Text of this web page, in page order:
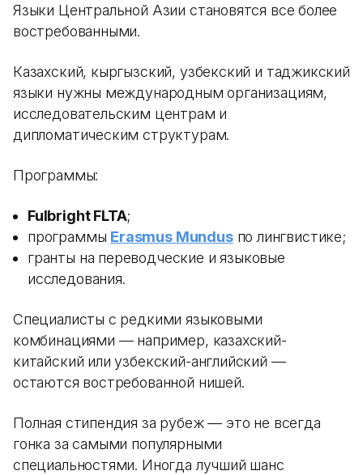
Языки Центральной Азии становятся все более
востребованными.
Казахский, кыргызский, узбекский и таджикский
языки нужны международным организациям,
исследовательским центрам и
дипломатическим структурам.
Программы:
Fulbright FLTA;
программы Erasmus Mundusпо лингвистике;
гранты на переводческие и языковые
исследования.
Специалисты с редкими языковыми
комбинациями — например, казахский-
китайский или узбекский-английский —
остаются востребованной нишей.
Полная стипендия за рубеж — это не всегда
гонка за самыми популярными
специальностями. Иногда лучший шанс